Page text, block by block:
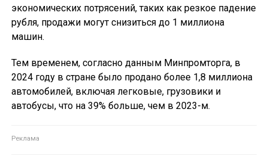
экономических потрясений, таких как резкое падение
рубля, продажи могут снизиться до 1 миллиона
машин.
Тем временем, согласно данным Минпромторга, в
2024 году в стране было продано более 1,8 миллиона
автомобилей, включая легковые, грузовики и
автобусы, что на 39% больше, чем в 2023-м.